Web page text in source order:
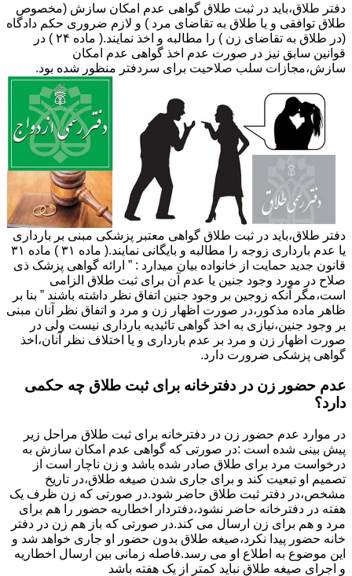
دفتر طلاق،باید در ثبت طلاق گواهی عدم امکان سازش (مخصوص
طلاق توافقی و یا طلاق به تقاضای مرد ) و لازم ضروری حکم دادگاه
(در طلاق به تقاضای زن ) را مطالبه و اخذ نمایند.( ماده ۲۴ ) در
قوانین سابق نیز در صورت عدم اخذ گواهی عدم امکان
سازش،مجازات سلب صلاحیت برای سردفتر منظور شده بود.
دفتر طلاق،باید در ثبت طلاق گواهی معتبر پزشکی مبنی بر بارداری
یا عدم بارداری زوجه را مطالبه و بایگانی نمایند.( ماده ۳۱ ) ماده ۳۱
قانون جدید حمایت از خانواده بیان میدارد : ” ارائه گواهی پزشک ذی
صلاح در مورد وجود جنین یا عدم آن برای ثبت طلاق الزامی
است،مگر آنکه زوجین بر وجود جنین اتفاق نظر داشته باشند ” بنا بر
ظاهر ماده مذکور،در صورت اظهار زن و مرد و اتفاق نظر آنان مبنی
بر وجود جنین،نیازی به اخذ گواهی تائیدیه بارداری نیست ولی در
صورت اظهار زن و مرد بر عدم بارداری و یا اختلاف نظر آنان،اخذ
گواهی پزشکی ضرورت دارد.
عدم حضور زن در دفترخانه برای ثبت طلاق چه حکمی
دارد؟
در موارد عدم حضور زن در دفترخانه برای ثبت طلاق مراحل زیر
پیش بینی شده است :در صورتی که گواهی عدم امکان سازش به
درخواست مرد برای طلاق صادر شده باشد و زن ناچار است از
تصمیم او تبعیت کند و برای جاری شدن صیغه طلاق،در تاریخ
مشخص،در دفتر ثبت طلاق حاضر شود.در صورتی که زن ظرف یک
هفته در دفترخانه حاضر نشود،دفتردار اخطاریه حضور را هم برای
مرد و هم برای زن ارسال می کند.در صورتی که باز هم زن در دفتر
خانه حضور پیدا نکرد،صیغه طلاق بدون حضور او جاری خواهد شد و
این موضوع به اطلاع او می رسد.فاصله زمانی بین ارسال اخطاریه
و اجرای صیغه طلاق نباید کمتر از یک هفته باشد